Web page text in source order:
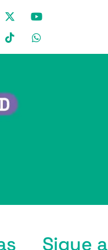
Sigue a